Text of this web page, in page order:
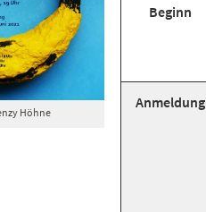
Höhne
Beginn
Anmeldung